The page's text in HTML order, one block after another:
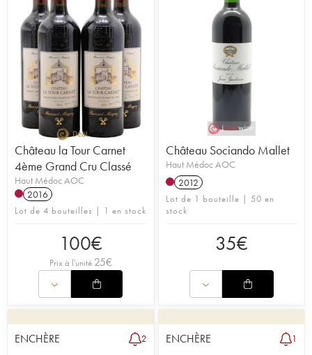
Château la Tour Carnet
4ème Grand Cru Classé
Haut Médoc AOC
2016
Lot de 4 bouteilles | 1 en stock
100€
Prix à l'unité 25€
Château Sociando Mallet
Haut Médoc AOC
2012
Lot de 1 bouteille | 50 en
stock
35€
ENCHÈRE 2 ENCHÈRE 1